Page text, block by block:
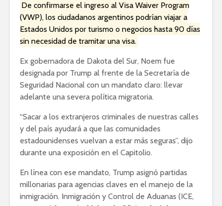
De confirmarse el ingreso al Visa Waiver Program
(VWP), los ciudadanos argentinos podrían viajar a
Estados Unidos por turismo o negocios hasta 90 días
sin necesidad de tramitar una visa.
Ex gobernadora de Dakota del Sur, Noem fue
designada por Trump al frente de la Secretaría de
Seguridad Nacional con un mandato claro: llevar
adelante una severa política migratoria.
“Sacar a los extranjeros criminales de nuestras calles
y del país ayudará a que las comunidades
estadounidenses vuelvan a estar más seguras”, dijo
durante una exposición en el Capitolio.
En línea con ese mandato, Trump asignó partidas
millonarias para agencias claves en el manejo de la
inmigración. Inmigración y Control de Aduanas (ICE,